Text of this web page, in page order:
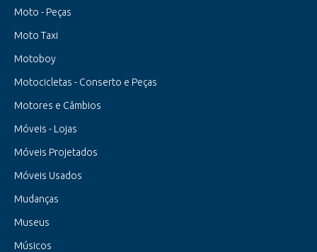
Moto - Peças
Moto Taxi
Motoboy
Motocicletas - Conserto e Peças
Motores e Câmbios
Móveis - Lojas
Móveis Projetados
Móveis Usados
Mudanças
Museus
Músicos